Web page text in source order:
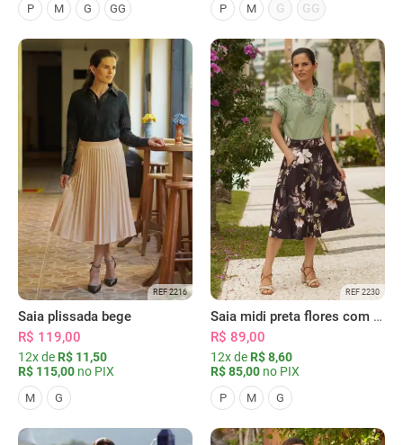
P M G GG P M G GG
REF 2216
Saia plissada bege
R$ 119,00
12x de R$ 11,50
R$ 115,00 no PIX
M G
REF 2230
Saia midi preta flores com bolsos
R$ 89,00
12x de R$ 8,60
R$ 85,00 no PIX
P M G